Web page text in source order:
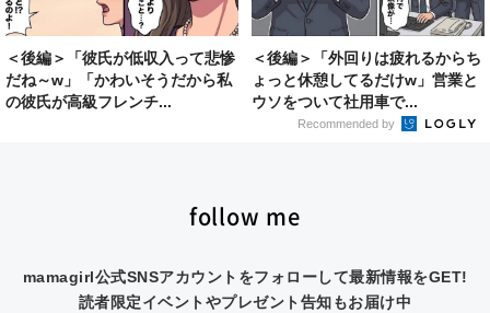
＜後編＞「彼氏が低収入って悲惨
だね～w」「かわいそうだから私
の彼氏が高級フレンチ...
＜後編＞「外回りは疲れるからち
ょっと休憩してるだけw」営業と
ウソをついて社用車で...
Recommended by
follow me
mamagirl公式SNSアカウントをフォローして最新情報をGET!
読者限定イベントやプレゼント告知もお届け中